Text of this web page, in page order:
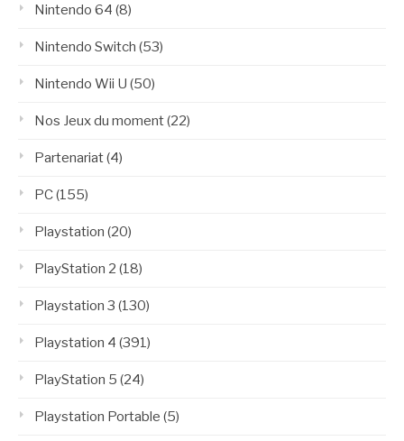
Nintendo 64 (8)
Nintendo Switch (53)
Nintendo Wii U (50)
Nos Jeux du moment(22)
Partenariat(4)
PC(155)
Playstation (20)
PlayStation 2 (18)
Playstation 3 (130)
Playstation 4 (391)
PlayStation 5 (24)
Playstation Portable (5)